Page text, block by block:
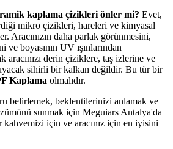
kaplama çizikleri önler mi? Evet,
mikro çizikleri, hareleri ve kimyasal
Aracınızın daha parlak görünmesini,
boyasının UV ışınlarından
aracınızı derin çiziklere, taş izlerine ve
sihirli bir kalkan değildir. Bu tür bir
Kaplama olmalıdır.
belirlemek, beklentilerinizi anlamak ve
sunmak için Meguiars Antalya'da
için ve aracınız için en iyisini